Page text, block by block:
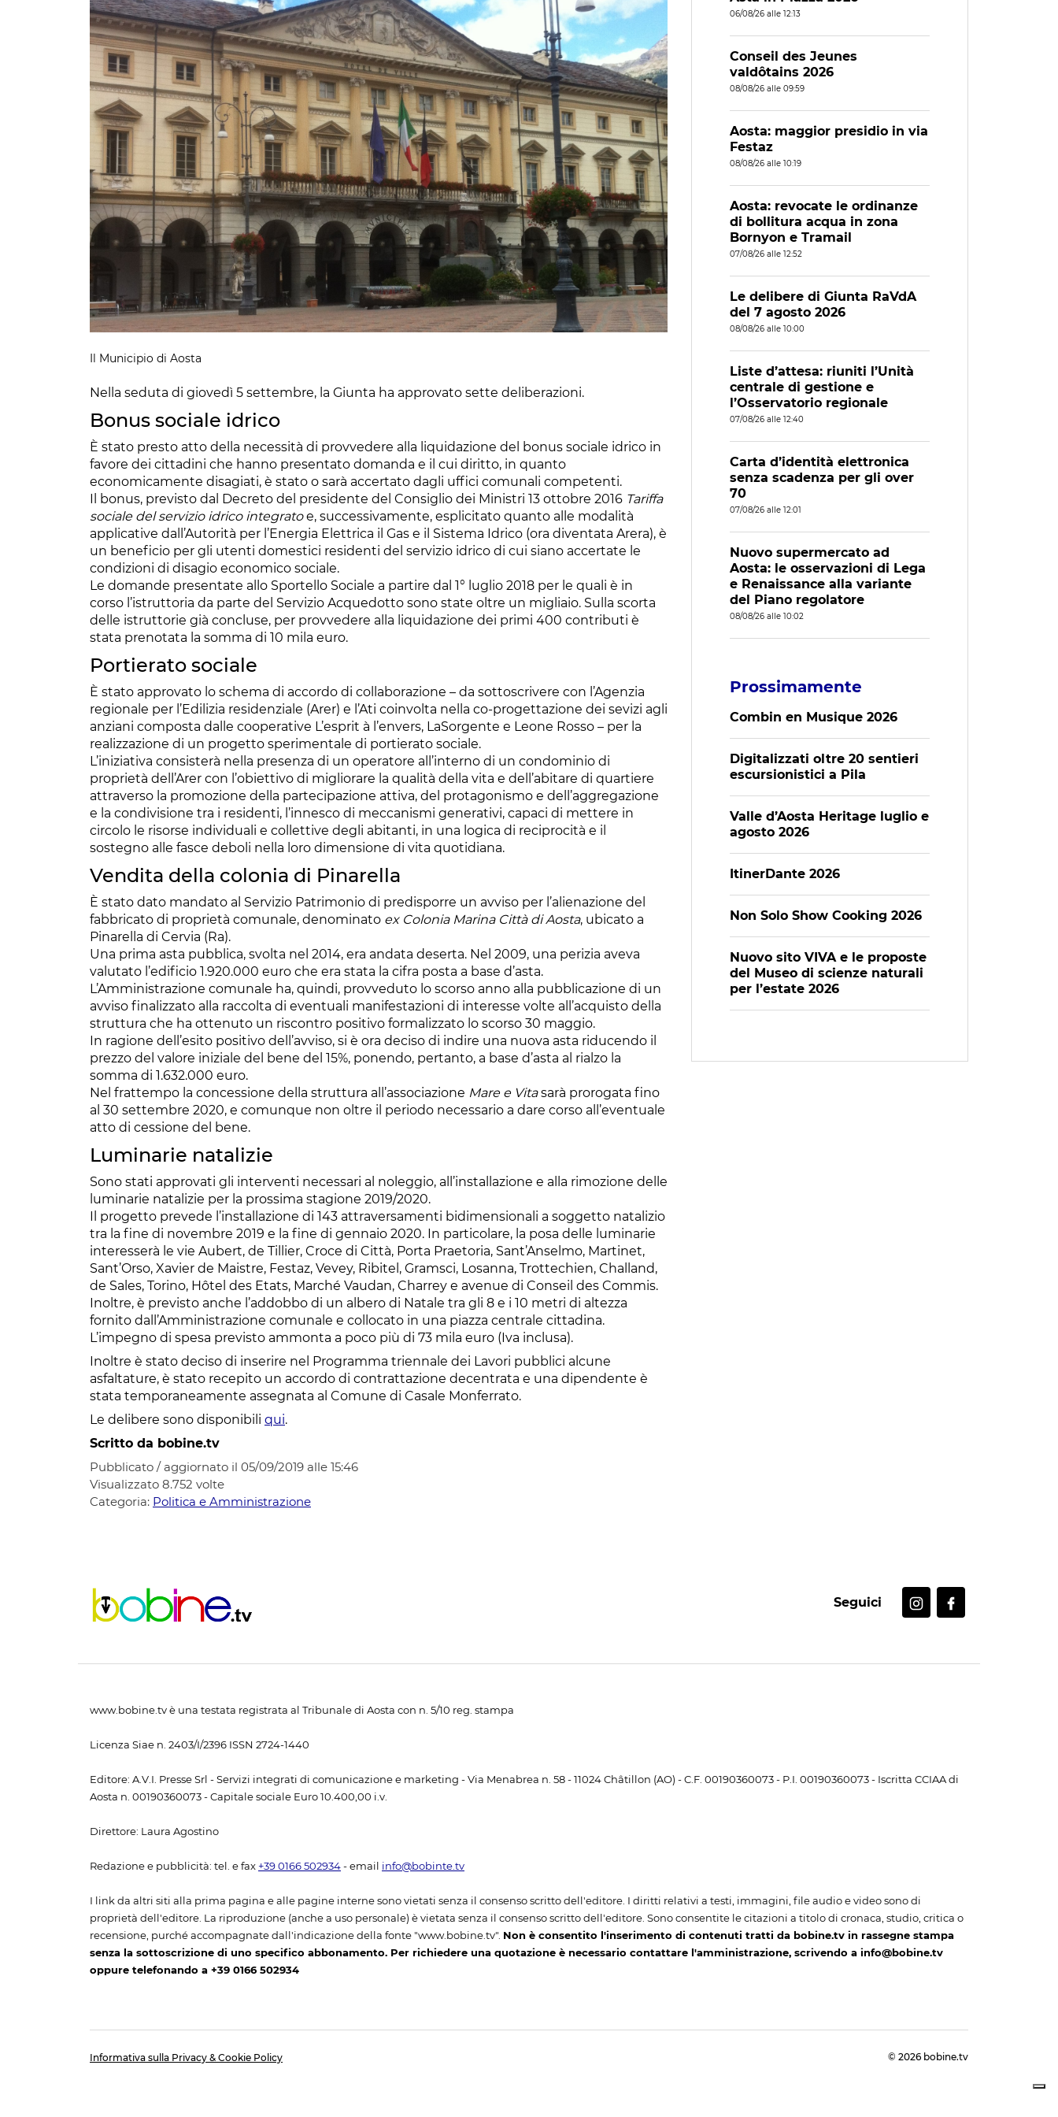
Il Municipio di Aosta
Nella seduta di giovedì 5 settembre, la Giunta ha approvato sette deliberazioni.
Bonus sociale idrico
È stato presto atto della necessità di provvedere alla liquidazione del bonus sociale idrico in
favore dei cittadini che hanno presentato domanda e il cui diritto, in quanto
economicamente disagiati, è stato o sarà accertato dagli uffici comunali competenti.
Il bonus, previsto dal Decreto del presidente del Consiglio dei Ministri 13 ottobre 2016 Tariffa
sociale del servizio idrico integratoe, successivamente, esplicitato quanto alle modalità
applicative dall’Autorità per l’Energia Elettrica il Gas e il Sistema Idrico (ora diventata Arera), è
un beneficio per gli utenti domestici residenti del servizio idrico di cui siano accertate le
condizioni di disagio economico sociale.
Le domande presentate allo Sportello Sociale a partire dal 1° luglio 2018 per le quali è in
corso l’istruttoria da parte del Servizio Acquedotto sono state oltre un migliaio. Sulla scorta
delle istruttorie già concluse, per provvedere alla liquidazione dei primi 400 contributi è
stata prenotata la somma di 10 mila euro.
Portierato sociale
È stato approvato lo schema di accordo di collaborazione – da sottoscrivere con l’Agenzia
regionale per l’Edilizia residenziale (Arer) e l’Ati coinvolta nella co-progettazione dei sevizi agli
anziani composta dalle cooperative L’esprit à l’envers, LaSorgente e Leone Rosso – per la
realizzazione di un progetto sperimentale di portierato sociale.
L’iniziativa consisterà nella presenza di un operatore all’interno di un condominio di
proprietà dell’Arer con l’obiettivo di migliorare la qualità della vita e dell’abitare di quartiere
attraverso la promozione della partecipazione attiva, del protagonismo e dell’aggregazione
e la condivisione tra i residenti, l’innesco di meccanismi generativi, capaci di mettere in
circolo le risorse individuali e collettive degli abitanti, in una logica di reciprocità e il
sostegno alle fasce deboli nella loro dimensione di vita quotidiana.
Vendita della colonia di Pinarella
È stato dato mandato al Servizio Patrimonio di predisporre un avviso per l’alienazione del
fabbricato di proprietà comunale, denominato ex Colonia Marina Città di Aosta, ubicato a
Pinarella di Cervia (Ra).
Una prima asta pubblica, svolta nel 2014, era andata deserta. Nel 2009, una perizia aveva
valutato l’edificio 1.920.000 euro che era stata la cifra posta a base d’asta.
L’Amministrazione comunale ha, quindi, provveduto lo scorso anno alla pubblicazione di un
avviso finalizzato alla raccolta di eventuali manifestazioni di interesse volte all’acquisto della
struttura che ha ottenuto un riscontro positivo formalizzato lo scorso 30 maggio.
In ragione dell’esito positivo dell’avviso, si è ora deciso di indire una nuova asta riducendo il
prezzo del valore iniziale del bene del 15%, ponendo, pertanto, a base d’asta al rialzo la
somma di 1.632.000 euro.
Nel frattempo la concessione della struttura all’associazione Mare e Vitasarà prorogata fino
al 30 settembre 2020, e comunque non oltre il periodo necessario a dare corso all’eventuale
atto di cessione del bene.
Luminarie natalizie
Sono stati approvati gli interventi necessari al noleggio, all’installazione e alla rimozione delle
luminarie natalizie per la prossima stagione 2019/2020.
Il progetto prevede l’installazione di 143 attraversamenti bidimensionali a soggetto natalizio
tra la fine di novembre 2019 e la fine di gennaio 2020. In particolare, la posa delle luminarie
interesserà le vie Aubert, de Tillier, Croce di Città, Porta Praetoria, Sant’Anselmo, Martinet,
Sant’Orso, Xavier de Maistre, Festaz, Vevey, Ribitel, Gramsci, Losanna, Trottechien, Challand,
de Sales, Torino, Hôtel des Etats, Marché Vaudan, Charrey e avenue di Conseil des Commis.
Inoltre, è previsto anche l’addobbo di un albero di Natale tra gli 8 e i 10 metri di altezza
fornito dall’Amministrazione comunale e collocato in una piazza centrale cittadina.
L’impegno di spesa previsto ammonta a poco più di 73 mila euro (Iva inclusa).
Inoltre è stato deciso di inserire nel Programma triennale dei Lavori pubblici alcune
asfaltature, è stato recepito un accordo di contrattazione decentrata e una dipendente è
stata temporaneamente assegnata al Comune di Casale Monferrato.
Le delibere sono disponibili qui.
Scritto da bobine.tv
Pubblicato / aggiornato il 05/09/2019 alle 15:46
Visualizzato 8.752 volte
Categoria: Politica e Amministrazione
06/08/26 alle 12:13
Conseil des Jeunes
valdôtains 2026
08/08/26 alle 09:59
Aosta: maggior presidio in via
Festaz
08/08/26 alle 10:19
Aosta: revocate le ordinanze
di bollitura acqua in zona
Bornyon e Tramail
07/08/26 alle 12:52
Le delibere di Giunta RaVdA
del 7 agosto 2026
08/08/26 alle 10:00
Liste d’attesa: riuniti l’Unità
centrale di gestione e
l’Osservatorio regionale
07/08/26 alle 12:40
Carta d’identità elettronica
senza scadenza per gli over
70
07/08/26 alle 12:01
Nuovo supermercato ad
Aosta: le osservazioni di Lega
e Renaissance alla variante
del Piano regolatore
08/08/26 alle 10:02
Prossimamente
Combin en Musique 2026
Digitalizzati oltre 20 sentieri
escursionistici a Pila
Valle d’Aosta Heritage luglio e
agosto 2026
ItinerDante 2026
Non Solo Show Cooking 2026
Nuovo sito VIVA e le proposte
del Museo di scienze naturali
per l’estate 2026
Seguici
www.bobine.tv è una testata registrata al Tribunale di Aosta con n. 5/10 reg. stampa
Licenza Siae n. 2403/I/2396 ISSN 2724-1440
Editore: A.V.I. Presse Srl - Servizi integrati di comunicazione e marketing - Via Menabrea n. 58 - 11024 Châtillon (AO) - C.F. 00190360073 - P.I. 00190360073 - Iscritta CCIAA di
Aosta n. 00190360073 - Capitale sociale Euro 10.400,00 i.v.
Direttore: Laura Agostino
Redazione e pubblicità: tel. e fax +39 0166 502934 - email info@bobinte.tv
I link da altri siti alla prima pagina e alle pagine interne sono vietati senza il consenso scritto dell'editore. I diritti relativi a testi, immagini, file audio e video sono di
proprietà dell'editore. La riproduzione (anche a uso personale) è vietata senza il consenso scritto dell'editore. Sono consentite le citazioni a titolo di cronaca, studio, critica o
recensione, purché accompagnate dall'indicazione della fonte "www.bobine.tv". Non è consentito l'inserimento di contenuti tratti da bobine.tv in rassegne stampa
senza la sottoscrizione di uno specifico abbonamento. Per richiedere una quotazione è necessario contattare l'amministrazione, scrivendo a info@bobine.tv
oppure telefonando a +39 0166 502934
Informativa sulla Privacy & Cookie Policy © 2026 bobine.tv